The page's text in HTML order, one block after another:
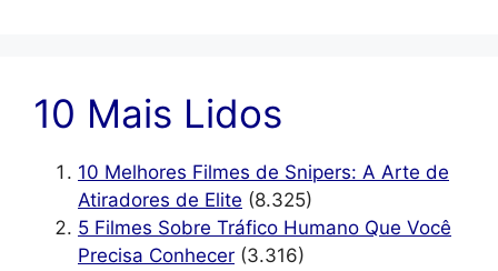
10 Mais Lidos
10 Melhores Filmes de Snipers: A Arte de
Atiradores de Elite (8.325)
5 Filmes Sobre Tráfico Humano Que Você
Precisa Conhecer (3.316)